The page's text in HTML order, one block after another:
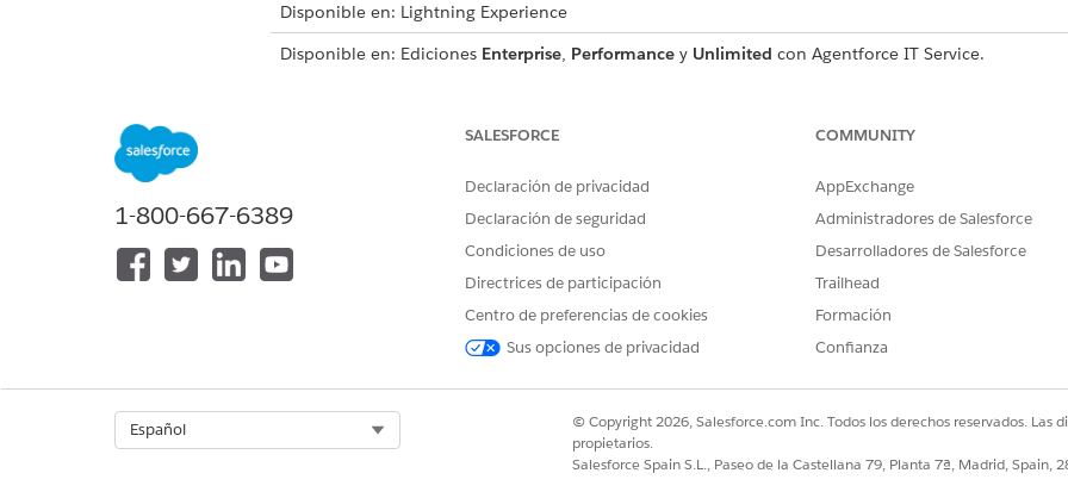
Disponible en: Lightning Experience
Disponible en: Ediciones Enterprise, Performancey Unlimited con Agentforce IT Service.
auditable. Revise lo que se incluye con la plantilla.
Atributos de admisión
El formulario de admisión para esta plantilla no captura ningún detalle del empleado.
Este proceso de servicio incluye un flujo de realización que procesa automáticamente la
1-800-667-6389
SALESFORCE
Declaración de privacidad
Declaración de seguridad
Condiciones de uso
Directrices de participación
Centro de preferencias de cookies
Sus opciones de privacidad
COMMUNITY
AppExchange
Administradores de Salesforce
Desarrolladores de Salesforce
Trailhead
Formación
Confianza
Español
© Copyright 2026, Salesforce.com Inc. Todos los derechos reservados. Las
propietarios.
Salesforce Spain S.L., Paseo de la Castellana 79, Planta 7ª, Madrid, Spain,